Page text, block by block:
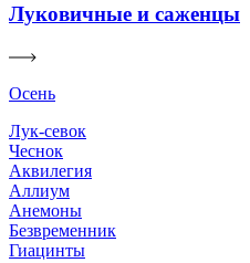
Луковичные и саженцы
Осень
Лук-севок
Чеснок
Аквилегия
Аллиум
Анемоны
Безвременник
Гиацинты